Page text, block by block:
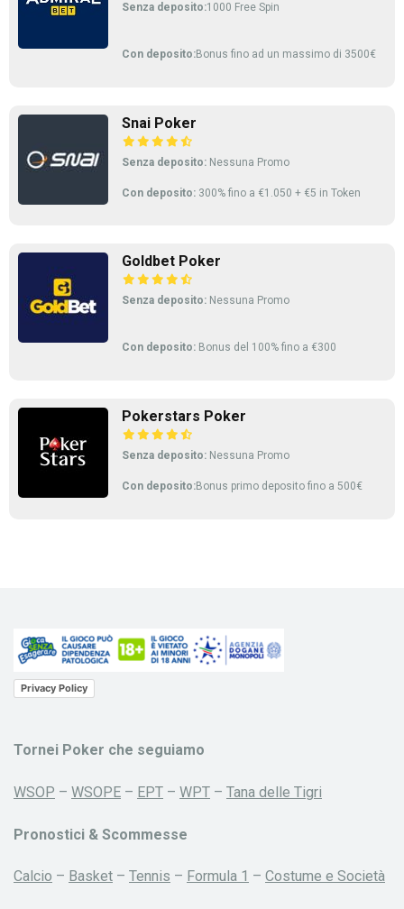
Senza deposito:1000 Free Spin
Con deposito:Bonus fino ad un massimo di 3500€
Snai Poker
Senza deposito: Nessuna Promo
Con deposito: 300% fino a €1.050 + €5 in Token
Goldbet Poker
Senza deposito: Nessuna Promo
Con deposito: Bonus del 100% fino a €300
Pokerstars Poker
Senza deposito: Nessuna Promo
Con deposito:Bonus primo deposito fino a 500€
Privacy Policy
Tornei Poker che seguiamo
WSOP – WSOPE – EPT – WPT – Tana delle Tigri
Pronostici & Scommesse
Calcio – Basket – Tennis – Formula 1 – Costume e Società